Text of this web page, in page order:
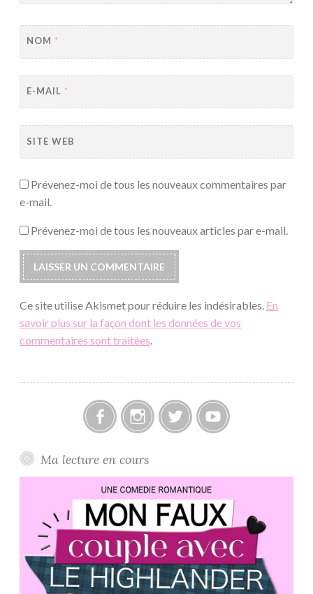
NOM *
E-MAIL *
SITE WEB
Prévenez-moi de tous les nouveaux commentaires par
e-mail.
Prévenez-moi de tous les nouveaux articles par e-mail.
Ce site utilise Akismet pour réduire les indésirables. En
savoir plus sur la façon dont les données de vos
commentaires sont traitées.
Ma lecture en cours